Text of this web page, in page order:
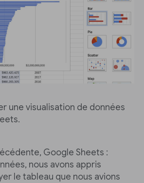
une visualisation de données
Google Sheets :
nous avons appris
le tableau que nous avions